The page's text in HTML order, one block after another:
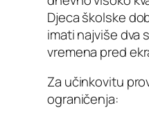
Djeca školske
imati najviše dva
vremena pred
Za učinkovitu
ograničenja: